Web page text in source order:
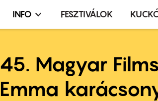
Infó,
terembérlés
menü
INFO FESZTIVÁLOK
45. Magyar
Emma